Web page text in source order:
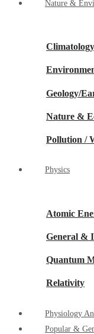
Nature &
Geology/
Nature &
Pollution /
Physics
Atomic
General &
Quantum
Relativity
Physiology
Popular &